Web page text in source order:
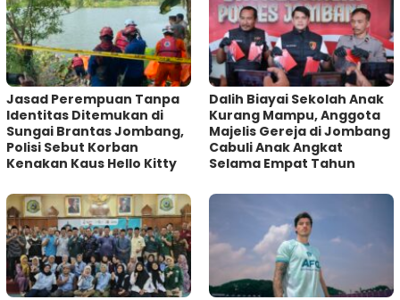
Jasad Perempuan Tanpa
Identitas Ditemukan di
Sungai Brantas Jombang,
Polisi Sebut Korban
Kenakan Kaus Hello Kitty
Dalih Biayai Sekolah Anak
Kurang Mampu, Anggota
Majelis Gereja di Jombang
Cabuli Anak Angkat
Selama Empat Tahun